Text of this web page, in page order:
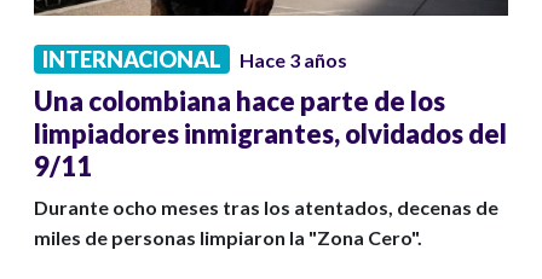
INTERNACIONAL Hace 3 años
Una colombiana hace parte de los
limpiadores inmigrantes, olvidados del
9/11
Durante ocho meses tras los atentados, decenas de
miles de personas limpiaron la "Zona Cero".